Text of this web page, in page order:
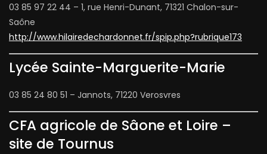
03 85 97 22 44 – 1, rue Henri-Dunant, 71321 Chalon-sur-
Saône
http://www.hilairedechardonnet.fr/spip.php?rubrique173
Lycée Sainte-Marguerite-Marie
03 85 24 80 51 – Jannots, 71220 Verosvres
CFA agricole de Sâone et Loire –
site de Tournus